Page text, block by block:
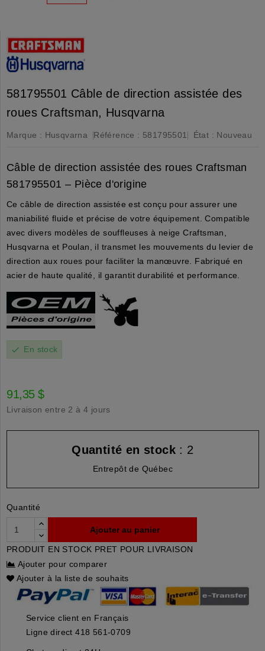
581795501 Câble de direction assistée des
roues Craftsman, Husqvarna
Marque : Husqvarna Référence : 581795501 État : Nouveau
Câble de direction assistée des roues Craftsman
581795501 – Pièce d'origine
Ce câble de direction assistée est conçu pour assurer une
maniabilité fluide et précise de votre équipement. Compatible
avec divers modèles de souffleuses à neige Craftsman,
Husqvarna et Poulan, il transmet les mouvements du levier de
direction aux roues pour faciliter la manœuvre. Fabriqué en
acier de haute qualité, il garantit durabilité et performance.
check En stock
91,35 $
Livraison entre 2 à 4 jours
Quantité en stock : 2
Entrepôt de Québec
Quantité
Ajouter au panier
PRODUIT EN STOCK PRET POUR LIVRAISON
Ajouter pour comparer
Ajouter à la liste de souhaits
Service client en Français
Ligne direct 418 561-0709